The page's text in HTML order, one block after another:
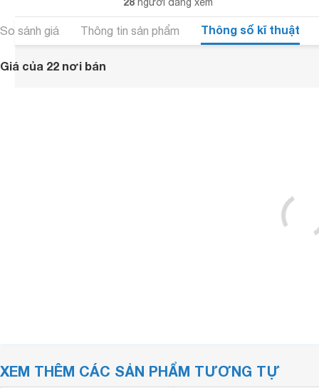
So sánh giá Thông tin sản phẩm Thông số kĩ thuật
Giá của 22 nơi bán
XEM THÊM CÁC SẢN PHẨM TƯƠNG TỰ